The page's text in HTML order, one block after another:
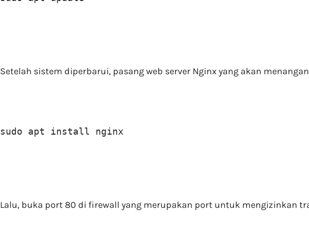
Setelah sistem diperbarui, pasang web server Nginx yang akan
sudo apt install nginx
Lalu, buka port 80 di firewall yang merupakan port untuk mengizinkan